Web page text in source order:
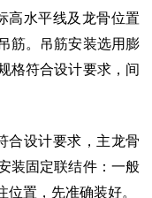
高水平线及龙骨位置
筋。吊筋安装选用膨
格符合设计要求，间
合设计要求，主龙骨
装固定联结件：一般
位置，先准确装好。